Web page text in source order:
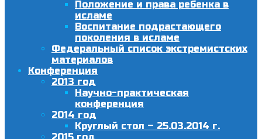
Положение и права ребенка в
исламе
Воспитание подрастающего
поколения в исламе
Федеральный список экстремистских
материалов
Конференция
2013 год
Научно-практическая
конференция
2014 год
Круглый стол – 25.03.2014 г.